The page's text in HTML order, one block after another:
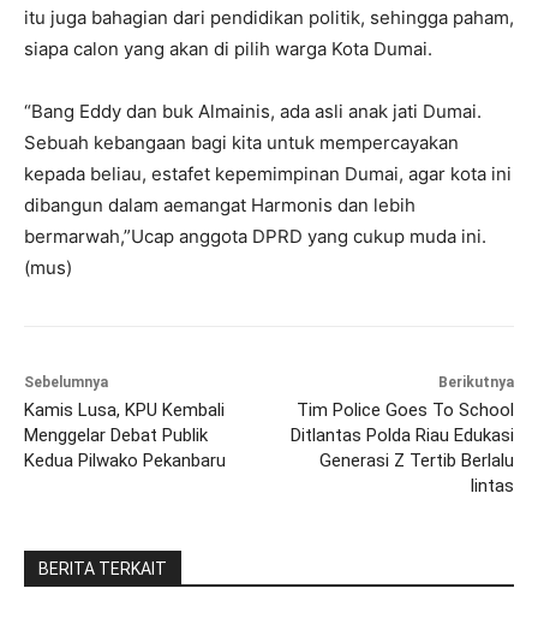
itu juga bahagian dari pendidikan politik, sehingga paham,
siapa calon yang akan di pilih warga Kota Dumai.
“Bang Eddy dan buk Almainis, ada asli anak jati Dumai.
Sebuah kebangaan bagi kita untuk mempercayakan
kepada beliau, estafet kepemimpinan Dumai, agar kota ini
dibangun dalam aemangat Harmonis dan lebih
bermarwah,”Ucap anggota DPRD yang cukup muda ini.
(mus)
Sebelumnya
Kamis Lusa, KPU Kembali
Menggelar Debat Publik
Kedua Pilwako Pekanbaru
Berikutnya
Tim Police Goes To School
Ditlantas Polda Riau Edukasi
Generasi Z Tertib Berlalu
lintas
BERITA TERKAIT